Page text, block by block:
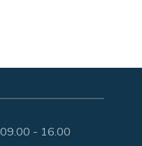
09.00 - 16.00